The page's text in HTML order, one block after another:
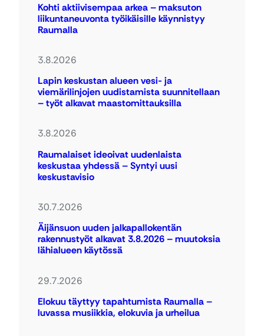
Kohti aktiivisempaa arkea – maksuton
liikuntaneuvonta työikäisille käynnistyy
Raumalla
3.8.2026
Lapin keskustan alueen vesi- ja
viemärilinjojen uudistamista suunnitellaan
– työt alkavat maastomittauksilla
3.8.2026
Raumalaiset ideoivat uudenlaista
keskustaa yhdessä – Syntyi uusi
keskustavisio
30.7.2026
Äijänsuon uuden jalkapallokentän
rakennustyöt alkavat 3.8.2026 – muutoksia
lähialueen käytössä
29.7.2026
Elokuu täyttyy tapahtumista Raumalla –
luvassa musiikkia, elokuvia ja urheilua